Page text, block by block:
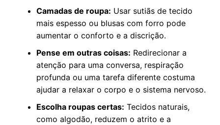
Camadas de roupa: Usar sutiãs de tecido
mais espesso ou blusas com forro pode
aumentar o conforto e a discrição.
Pense em outras coisas: Redirecionar a
atenção para uma conversa, respiração
profunda ou uma tarefa diferente costuma
ajudar a relaxar o corpo e o sistema nervoso.
Escolha roupas certas: Tecidos naturais,
como algodão, reduzem o atrito e a